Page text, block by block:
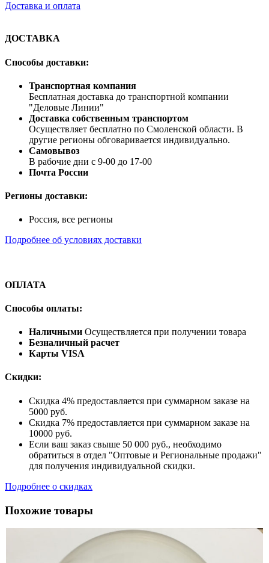
Доставка и оплата
ДОСТАВКА
Способы доставки:
Транспортная компания
Бесплатная доставка до транспортной компании
"Деловые Линии"
Доставка собственным транспортом
Осуществляет бесплатно по Смоленской области. В
другие регионы обговаривается индивидуально.
Самовывоз
В рабочие дни с 9-00 до 17-00
Почта России
Регионы доставки:
Россия, все регионы
Подробнее об условиях доставки
ОПЛАТА
Способы оплаты:
Наличными Осуществляется при получении товара
Безналичный расчет
Карты VISA
Скидки:
Скидка 4% предоставляется при суммарном заказе на
5000 руб.
Скидка 7% предоставляется при суммарном заказе на
10000 руб.
Если ваш заказ свыше 50 000 руб., необходимо
обратиться в отдел "Оптовые и Региональные продажи"
для получения индивидуальной скидки.
Подробнее о скидках
Похожие товары